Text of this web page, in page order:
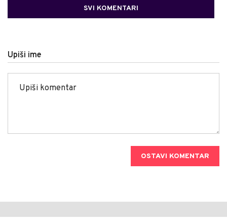
SVI KOMENTARI
Upiši ime
OSTAVI KOMENTAR